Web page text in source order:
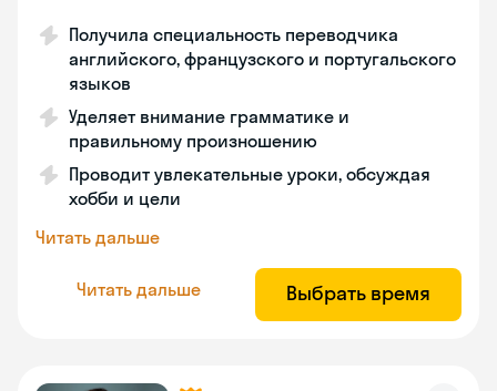
Получила специальность переводчика
английского, французского и португальского
языков
Уделяет внимание грамматике и
правильному произношению
Проводит увлекательные уроки, обсуждая
хобби и цели
Читать дальше
Читать дальше Выбрать время